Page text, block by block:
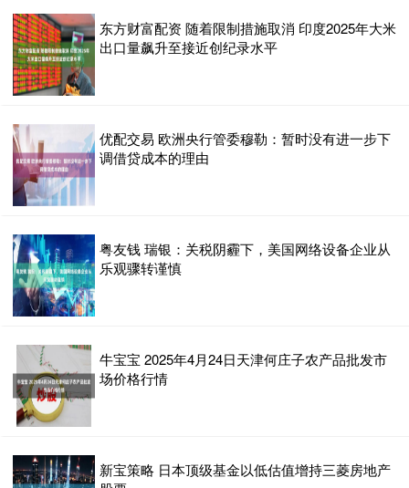
东方财富配资 随着限制措施取消 印度2025年大米
出口量飙升至接近创纪录水平
优配交易 欧洲央行管委穆勒：暂时没有进一步下
调借贷成本的理由
粤友钱 瑞银：关税阴霾下，美国网络设备企业从
乐观骤转谨慎
牛宝宝 2025年4月24日天津何庄子农产品批发市
场价格行情
新宝策略 日本顶级基金以低估值增持三菱房地产